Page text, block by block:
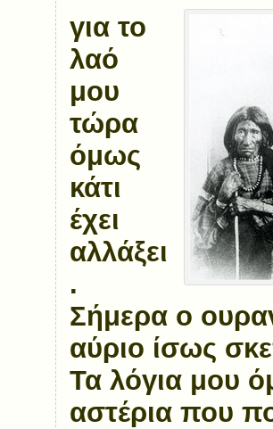
για το
λαό
μου
τώρα
όμως
κάτι
έχει
αλλάξει
.
Σήμερα ο
αύριο ίσως
Τα λόγια μου
αστέρια που